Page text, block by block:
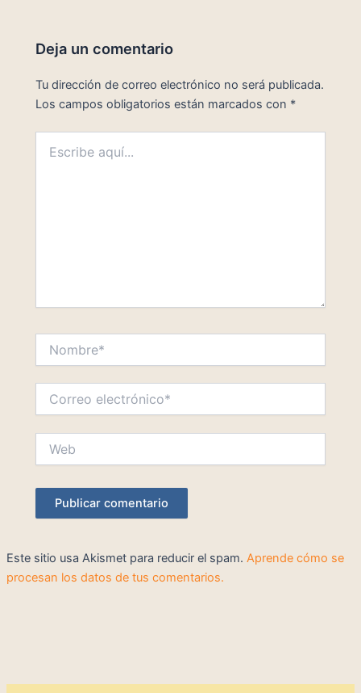
Deja un comentario
Tu dirección de correo electrónico no será publicada.
Los campos obligatorios están marcados con *
aquí...
electrónico*
Este sitio usa Akismet para reducir el spam. Aprende cómo se
procesan los datos de tus comentarios.